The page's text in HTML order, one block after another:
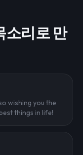
소리로 만
wishing you the
things in life!